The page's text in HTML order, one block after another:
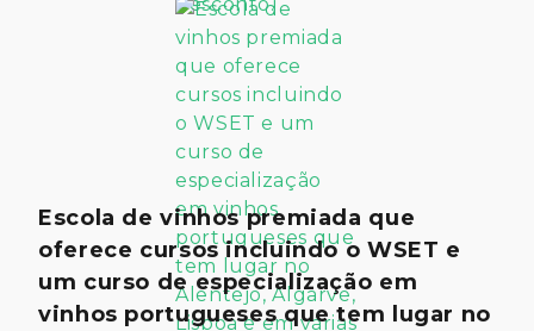
Escola de vinhos premiada que
oferece cursos incluindo o WSET e
um curso de especialização em
vinhos portugueses que tem lugar no